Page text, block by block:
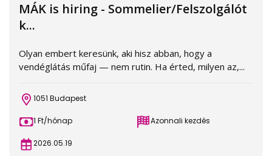
MÁK is hiring - Sommelier/Felszolgálót
k...
Olyan embert keresünk, aki hisz abban, hogy a
vendéglátás műfaj — nem rutin. Ha érted, milyen az,...
1051 Budapest
1 Ft/hónap Azonnali kezdés
2026.05.19